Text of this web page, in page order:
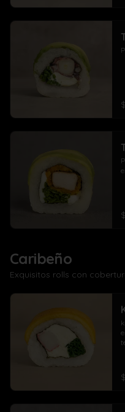
Caribeño
Exquisitos rolls con